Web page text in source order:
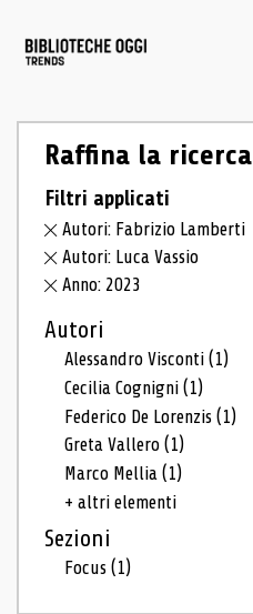
Raffina la ricerca
Filtri applicati
Autori: Fabrizio Lamberti
Autori: Luca Vassio
Anno: 2023
Autori
Alessandro Visconti(1)
Cecilia Cognigni(1)
Federico De Lorenzis(1)
Greta Vallero(1)
Marco Mellia(1)
+ altri elementi
Sezioni
Focus(1)